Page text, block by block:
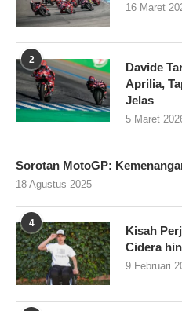
16 Maret
2
Davide
Aprilia,
Jelas
5 Maret
Sorotan MotoGP:
18 Agustus 2025
4
Kisah
Cidera
9 Februari